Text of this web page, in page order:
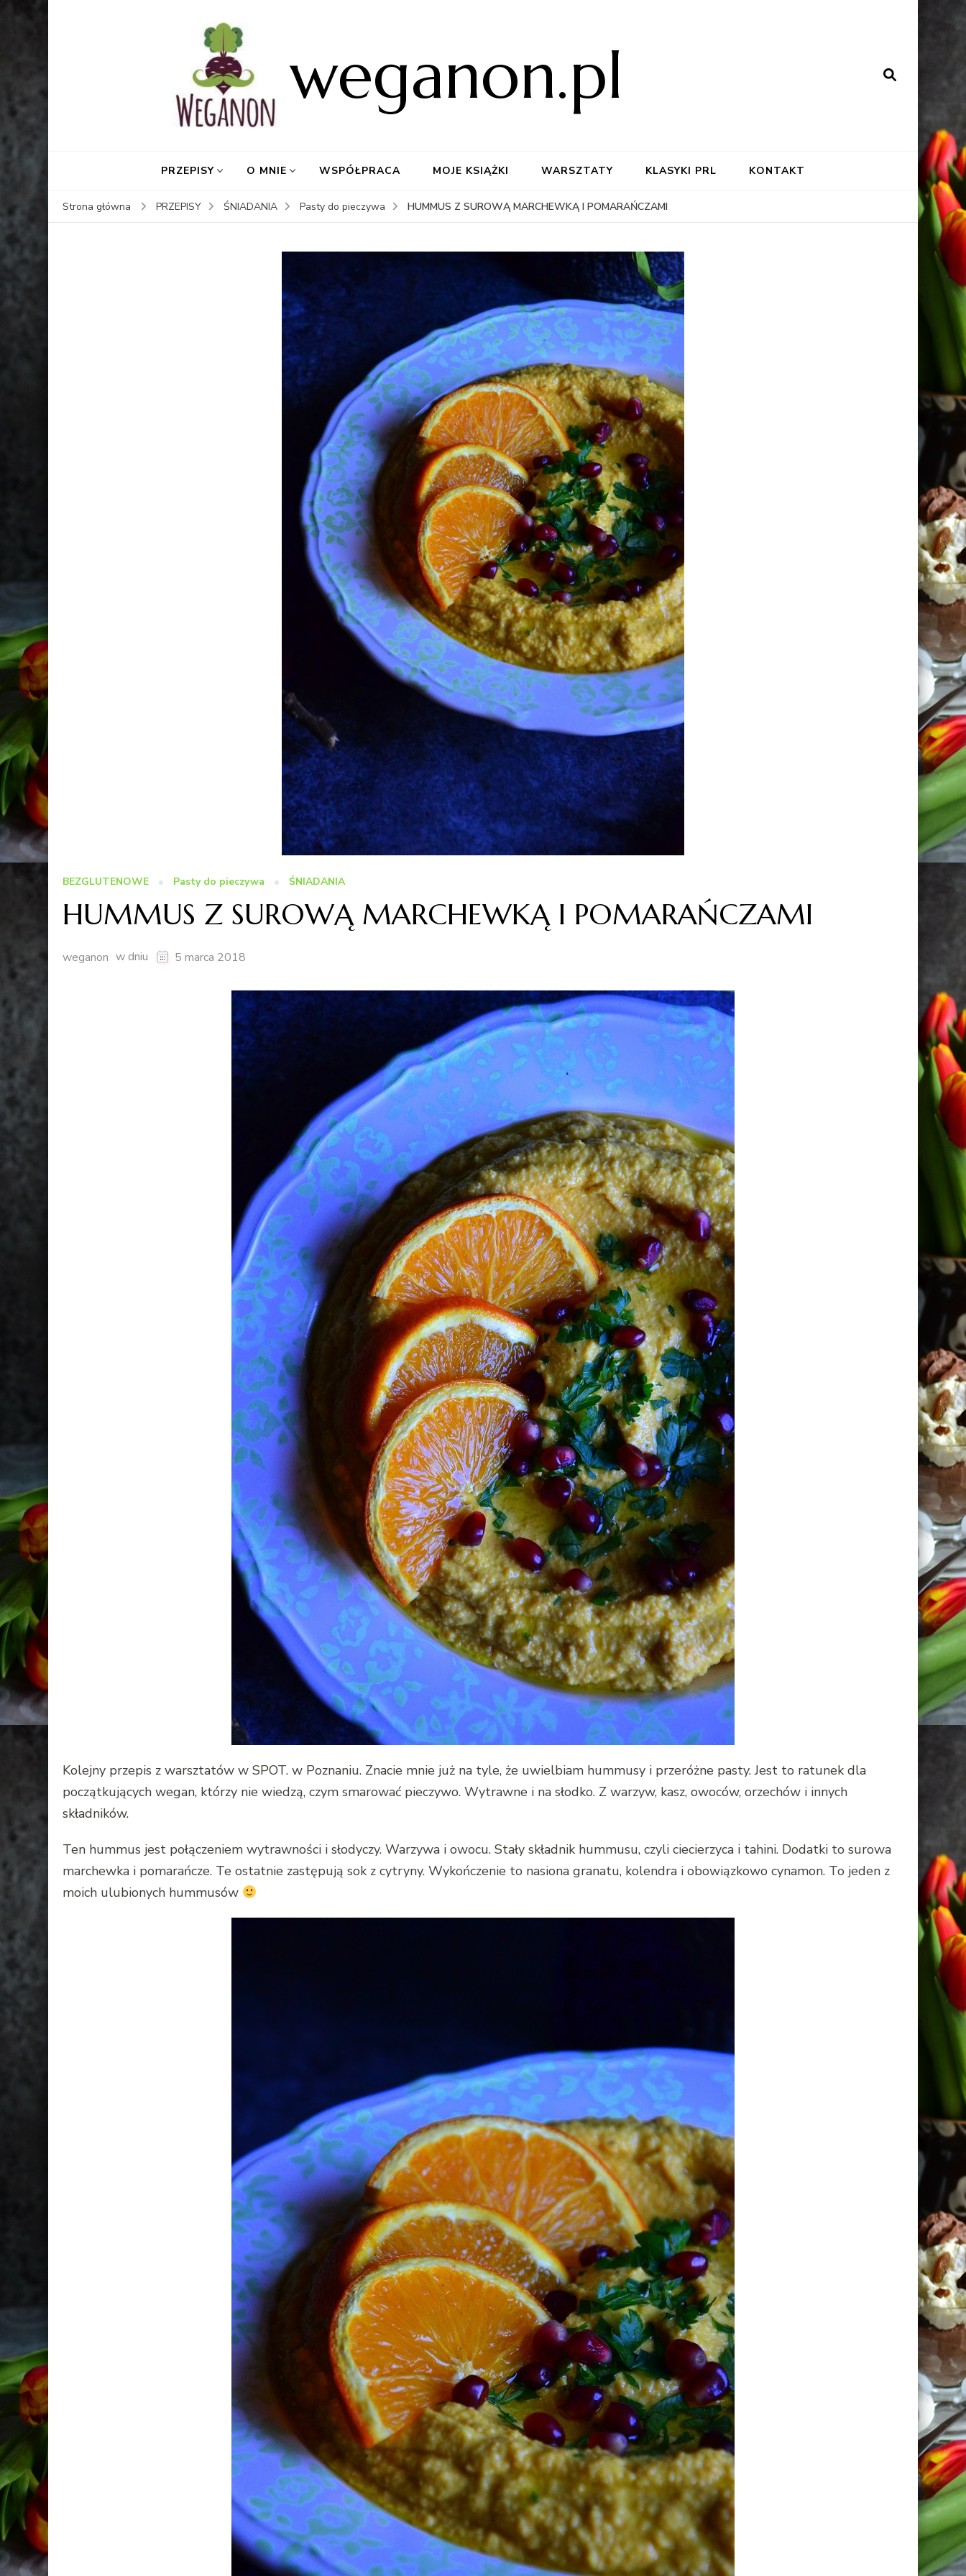
weganon.pl
PRZEPISY O MNIE WSPÓŁPRACA MOJE KSIĄŻKI WARSZTATY KLASYKI PRL KONTAKT
Strona główna PRZEPISY ŚNIADANIA Pasty do pieczywa HUMMUS Z SUROWĄ MARCHEWKĄ I POMARAŃCZAMI
BEZGLUTENOWE Pasty do pieczywa ŚNIADANIA
HUMMUS Z SUROWĄ MARCHEWKĄ I POMARAŃCZAMI
weganon w dniu 5 marca 2018
Kolejny przepis z warsztatów w SPOT. w Poznaniu. Znacie mnie już na tyle, że uwielbiam hummusy i przeróżne pasty. Jest to ratunek dla
początkujących wegan, którzy nie wiedzą, czym smarować pieczywo. Wytrawne i na słodko. Z warzyw, kasz, owoców, orzechów i innych
składników.
Ten hummus jest połączeniem wytrawności i słodyczy. Warzywa i owocu. Stały składnik hummusu, czyli ciecierzyca i tahini. Dodatki to surowa
marchewka i pomarańcze. Te ostatnie zastępują sok z cytryny. Wykończenie to nasiona granatu, kolendra i obowiązkowo cynamon. To jeden z
moich ulubionych hummusów